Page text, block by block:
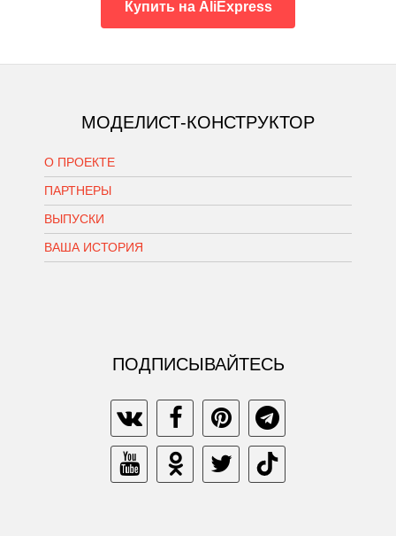
Купить на AliExpress
МОДЕЛИСТ-КОНСТРУКТОР
О ПРОЕКТЕ
ПАРТНЕРЫ
ВЫПУСКИ
ВАША ИСТОРИЯ
ПОДПИСЫВАЙТЕСЬ